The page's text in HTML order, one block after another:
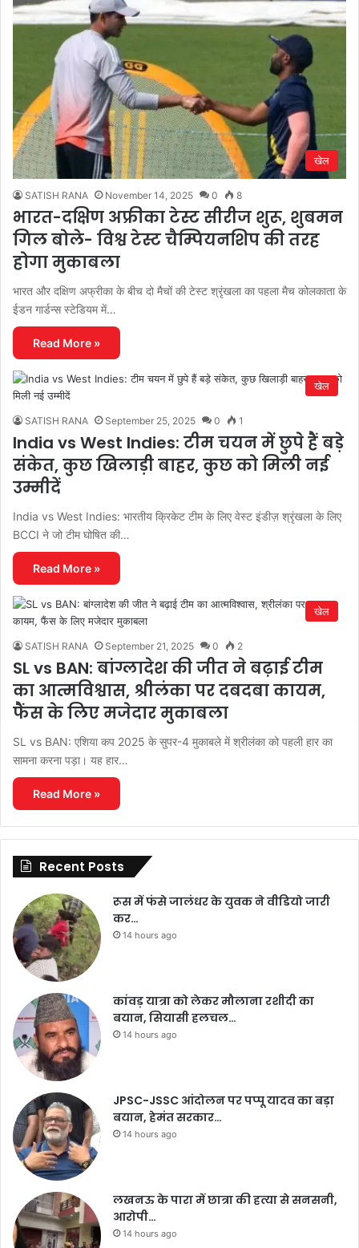
खेल
SATISH RANA November 14, 2025 0 8
भारत-दक्षिण अफ्रीका टेस्ट सीरीज शुरू, शुबमन
गिल बोले- विश्व टेस्ट चैम्पियनशिप की तरह
होगा मुकाबला
भारत और दक्षिण अफ्रीका के बीच दो मैचों की टेस्ट श्रृंखला का पहला मैच कोलकाता के
ईडन गार्डन्स स्टेडियम में…
Read More »
खेल
SATISH RANA September 25, 2025 0 1
India vs West Indies: टीम चयन में छुपे हैं बड़े
संकेत, कुछ खिलाड़ी बाहर, कुछ को मिली नई
उम्मीदें
India vs West Indies: भारतीय क्रिकेट टीम के लिए वेस्ट इंडीज़ श्रृंखला के लिए
BCCI ने जो टीम घोषित की…
Read More »
खेल
SATISH RANA September 21, 2025 0 2
SL vs BAN: बांग्लादेश की जीत ने बढ़ाई टीम
का आत्मविश्वास, श्रीलंका पर दबदबा कायम,
फैंस के लिए मजेदार मुकाबला
SL vs BAN: एशिया कप 2025 के सुपर-4 मुकाबले में श्रीलंका को पहली हार का
सामना करना पड़ा। यह हार…
Read More »
Recent Posts
रूस में फंसे जालंधर के युवक ने वीडियो जारी
कर…
14 hours ago
कांवड़ यात्रा को लेकर मौलाना रशीदी का
बयान, सियासी हलचल…
14 hours ago
JPSC-JSSC आंदोलन पर पप्पू यादव का बड़ा
बयान, हेमंत सरकार…
14 hours ago
लखनऊ के पारा में छात्रा की हत्या से सनसनी,
आरोपी…
14 hours ago